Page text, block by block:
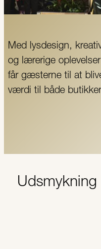
rigtig meget .
Med lysdesign,
og lærerige
får gæsterne til at
værdi til både